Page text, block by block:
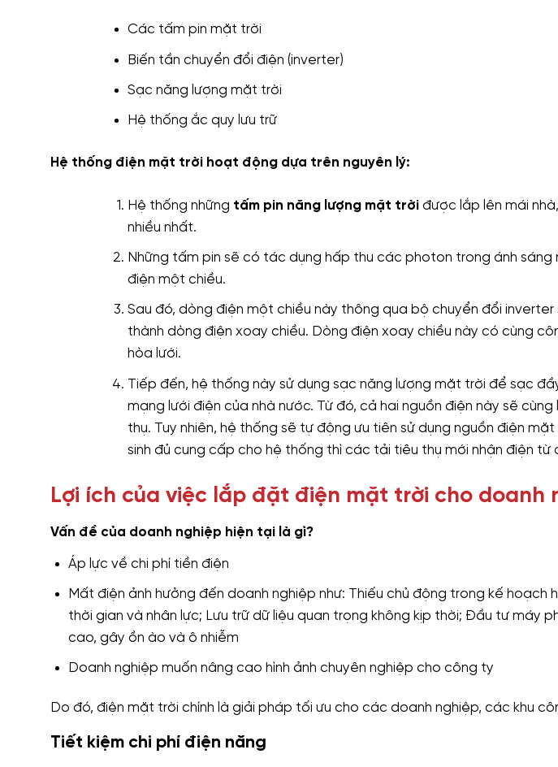
Các tấm pin mặt trời
Biến tần chuyển đổi điện (inverter)
Sạc năng lượng mặt trời
Hệ thống ắc quy lưu trữ
Hệ thống điện mặt trời hoạt động dựa trên nguyên lý:
Hệ thống những tấm pin năng lượng mặt trời được lắp lên mái
nhiều nhất.
Những tấm pin sẽ có tác dụng hấp thu các photon trong ánh sáng
điện một chiều.
Sau đó, dòng điện một chiều này thông qua bộ chuyển đổi
thành dòng điện xoay chiều. Dòng điện xoay chiều này có cùng
hòa lưới.
Tiếp đến, hệ thống này sử dụng sạc năng lượng mặt trời để sạc
mạng lưới điện của nhà nước. Từ đó, cả hai nguồn điện này sẽ
thụ. Tuy nhiên, hệ thống sẽ tự động ưu tiên sử dụng nguồn điện
sinh đủ cung cấp cho hệ thống thì các tải tiêu thụ mới nhận điện từ
Lợi ích của việc lắp đặt điện mặt trời cho doanh
Vấn đề của doanh nghiệp hiện tại là gì?
Áp lực về chi phí tiền điện
Mất điện ảnh hưởng đến doanh nghiệp như: Thiếu chủ động trong kế
thời gian và nhân lực; Lưu trữ dữ liệu quan trọng không kịp thời; Đầu tư máy
cao, gây ồn ào và ô nhiễm
Doanh nghiệp muốn nâng cao hình ảnh chuyên nghiệp cho công ty
Do đó, điện mặt trời chính là giải pháp tối ưu cho các doanh nghiệp, các khu
Tiết kiệm chi phí điện năng